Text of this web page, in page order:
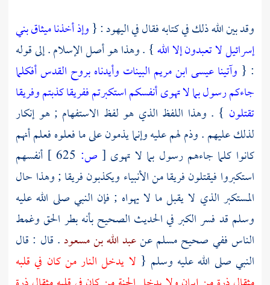
وقد بين الله ذلك في كتابه فقال فياليهود: {وإذ أخذنا ميثاق بني
إسرائيل لا تعبدون إلا الله} . وهذا هو أصل الإسلام . إلى قوله
: { وآتينا عيسى ابن مريم البينات وأيدناه بروح القدس أفكلما
جاءكم رسول بما لا تهوى أنفسكم استكبرتم ففريقا كذبتم وفريقا
تقتلون } . وهذا اللفظ الذي هو لفظ الاستفهام ; هو إنكار
لذلك عليهم . وذم لهم عليه وإنما يذمون على ما فعلوه فعلم أنهم
كانوا كلما جاءهم رسول بما لا تهوى [ ص:
أنفسهم
استكبروا فيقتلون فريقا من الأنبياء ويكذبون فريقا ; وهذا حال
المستكبر الذي لا يقبل ما لا يهواه ; فإن النبي صلى الله عليه
وسلم قد فسر الكبر في الحديث الصحيح بأنه بطر الحق وغمط
الناس ففي صحيحمسلمعنعبد الله بن مسعود. قال : قال
النبي صلى الله عليه وسلم { لا يدخل النار من كان في قلبه